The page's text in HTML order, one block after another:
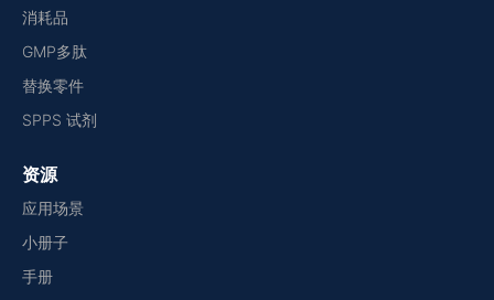
消耗品
GMP多肽
替换零件
SPPS 试剂
资源
应用场景
小册子
手册